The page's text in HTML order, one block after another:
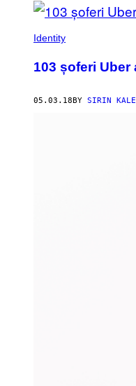
Identity
103 șoferi
05.03.18 BY SIRIN KALE